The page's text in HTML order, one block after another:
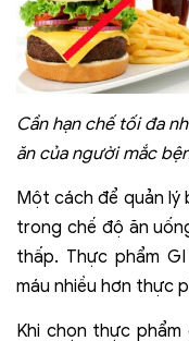
Cần hạn chế tối đa
ăn của người mắc
Một cách để quản lý
trong chế độ ăn
thấp. Thực phẩm
máu nhiều hơn thực
Khi chọn thực phẩm